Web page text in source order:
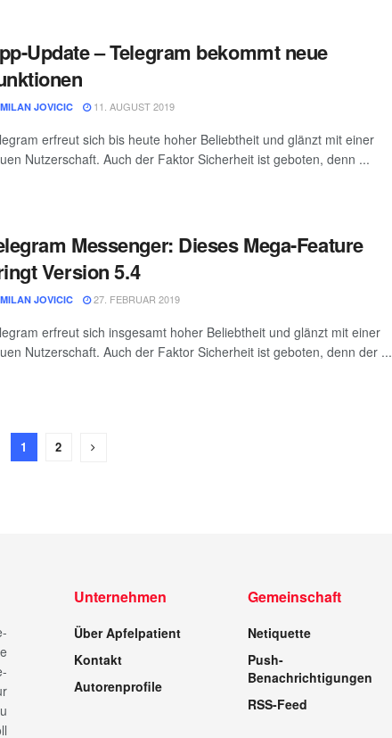
Update – Telegram bekommt neue
MILAN JOVICIC 11. AUGUST 2019
erfreut sich bis heute hoher Beliebtheit und glänzt mit einer
Nutzerschaft. Auch der Faktor Sicherheit ist geboten, denn ...
Messenger: Dieses Mega-Feature
Version 5.4
MILAN JOVICIC 27. FEBRUAR 2019
erfreut sich insgesamt hoher Beliebtheit und glänzt mit einer
Nutzerschaft. Auch der Faktor Sicherheit ist geboten, denn der ...
1 2
Unternehmen
Über Apfelpatient
Kontakt
Autorenprofile
Gemeinschaft
Netiquette
Push-
Benachrichtigungen
RSS-Feed